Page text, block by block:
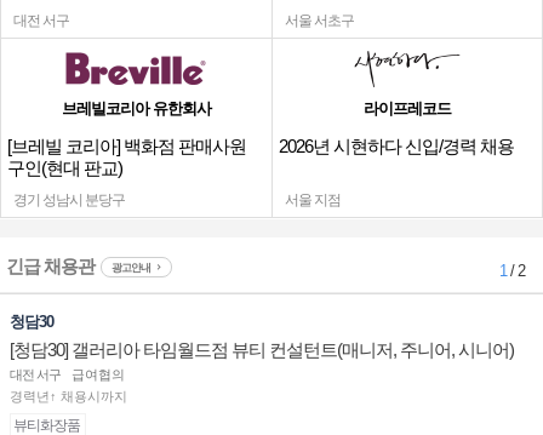
대전 서구 서울 서초구
브레빌코리아 유한회사
[브레빌 코리아] 백화점 판매사원
구인(현대 판교)
경기 성남시 분당구
라이프레코드
2026년 시현하다 신입/경력 채용
서울 지점
긴급 채용관 광고안내 1/ 2
청담30
[청담30] 갤러리아 타임월드점 뷰티 컨설턴트(매니저, 주니어, 시니어)
채용
대전 서구
급여협의
경력년↑ 채용시까지
뷰티화장품